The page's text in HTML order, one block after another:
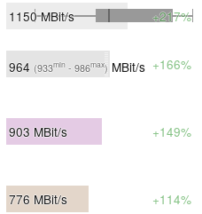
1150MBit/s +217%
964 (933min - 986max) MBit/s +166%
903 MBit/s +149%
776 MBit/s +114%